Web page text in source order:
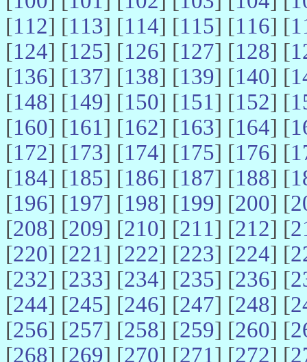
[112] [113] [114] [115] [116] [
[124] [125] [126] [127] [128] [
[136] [137] [138] [139] [140] [
[148] [149] [150] [151] [152] [
[160] [161] [162] [163] [164] [
[172] [173] [174] [175] [176] [
[184] [185] [186] [187] [188] [
[196] [197] [198] [199] [200] [
[208] [209] [210] [211] [212] [
[220] [221] [222] [223] [224] [
[232] [233] [234] [235] [236] [
[244] [245] [246] [247] [248] [
[256] [257] [258] [259] [260] [
[268] [269] [270] [271] [272] [